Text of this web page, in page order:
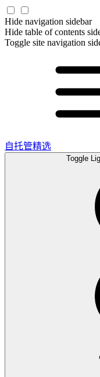
Hide navigation sidebar
Hide table of contents
Toggle site navigation
自托管精选
Toggle